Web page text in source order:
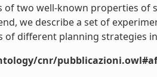
of two well-known properties of
we describe a set of
of different planning strategies
cnr/